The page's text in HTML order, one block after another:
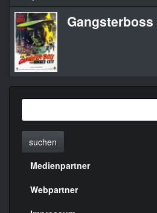
suchen
Menülinks
rechte
Medienpartner
Webpartner